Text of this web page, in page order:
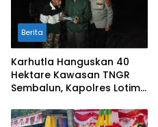
Berita
Karhutla Hanguskan 40
Hektare Kawasan TNGR
Sembalun, Kapolres Lotim
Api